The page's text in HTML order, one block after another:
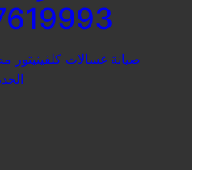
صيانة غسالات كلفينيتور